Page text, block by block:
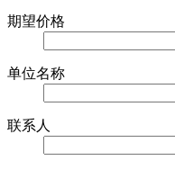
期望价格
单位名称
联系人